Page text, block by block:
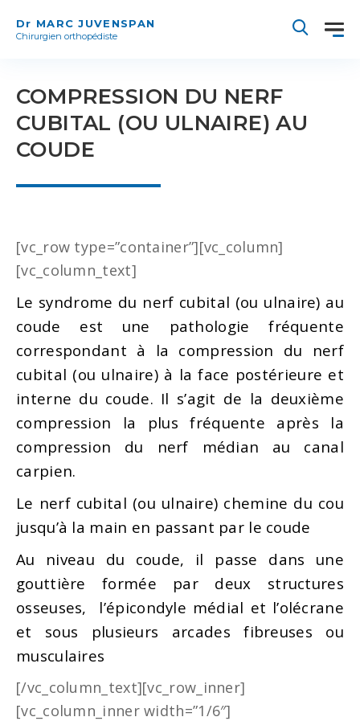
Dr MARC JUVENSPAN
Chirurgien orthopédiste
COMPRESSION DU NERF
CUBITAL (OU ULNAIRE) AU
COUDE
[vc_row type=”container”][vc_column]
[vc_column_text]
Le syndrome du nerf cubital (ou ulnaire) au
coude est une pathologie fréquente
correspondant à la compression du nerf
cubital (ou ulnaire) à la face postérieure et
interne du coude. Il s’agit de la deuxième
compression la plus fréquente après la
compression du nerf médian au canal
carpien.
Le nerf cubital (ou ulnaire) chemine du cou
jusqu’à la main en passant par le coude
Au niveau du coude, il passe dans une
gouttière formée par deux structures
osseuses, l’épicondyle médial et l’olécrane
et sous plusieurs arcades fibreuses ou
musculaires
[/vc_column_text][vc_row_inner]
[vc_column_inner width=”1/6″]